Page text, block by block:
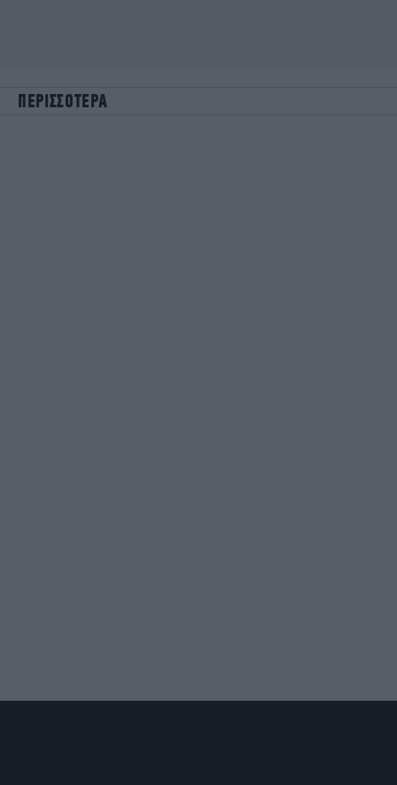
ΠΕΡΙΣΣΟΤΕΡΑ